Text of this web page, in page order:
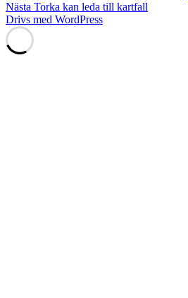
inlägg:
Nästa Nästa
inlägg:
Torka kan leda till kartfall
Drivs med WordPress